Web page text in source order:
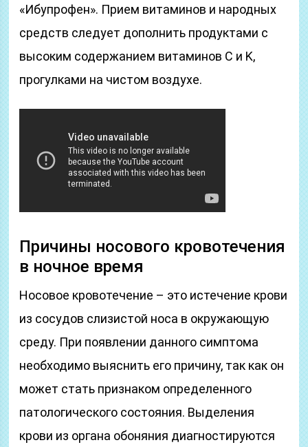
«Ибупрофен». Прием витаминов и народных
средств следует дополнить продуктами с
высоким содержанием витаминов C и K,
прогулками на чистом воздухе.
Причины носового кровотечения
в ночное время
Носовое кровотечение – это истечение крови
из сосудов слизистой носа в окружающую
среду. При появлении данного симптома
необходимо выяснить его причину, так как он
может стать признаком определенного
патологического состояния. Выделения
крови из органа обоняния диагностируются